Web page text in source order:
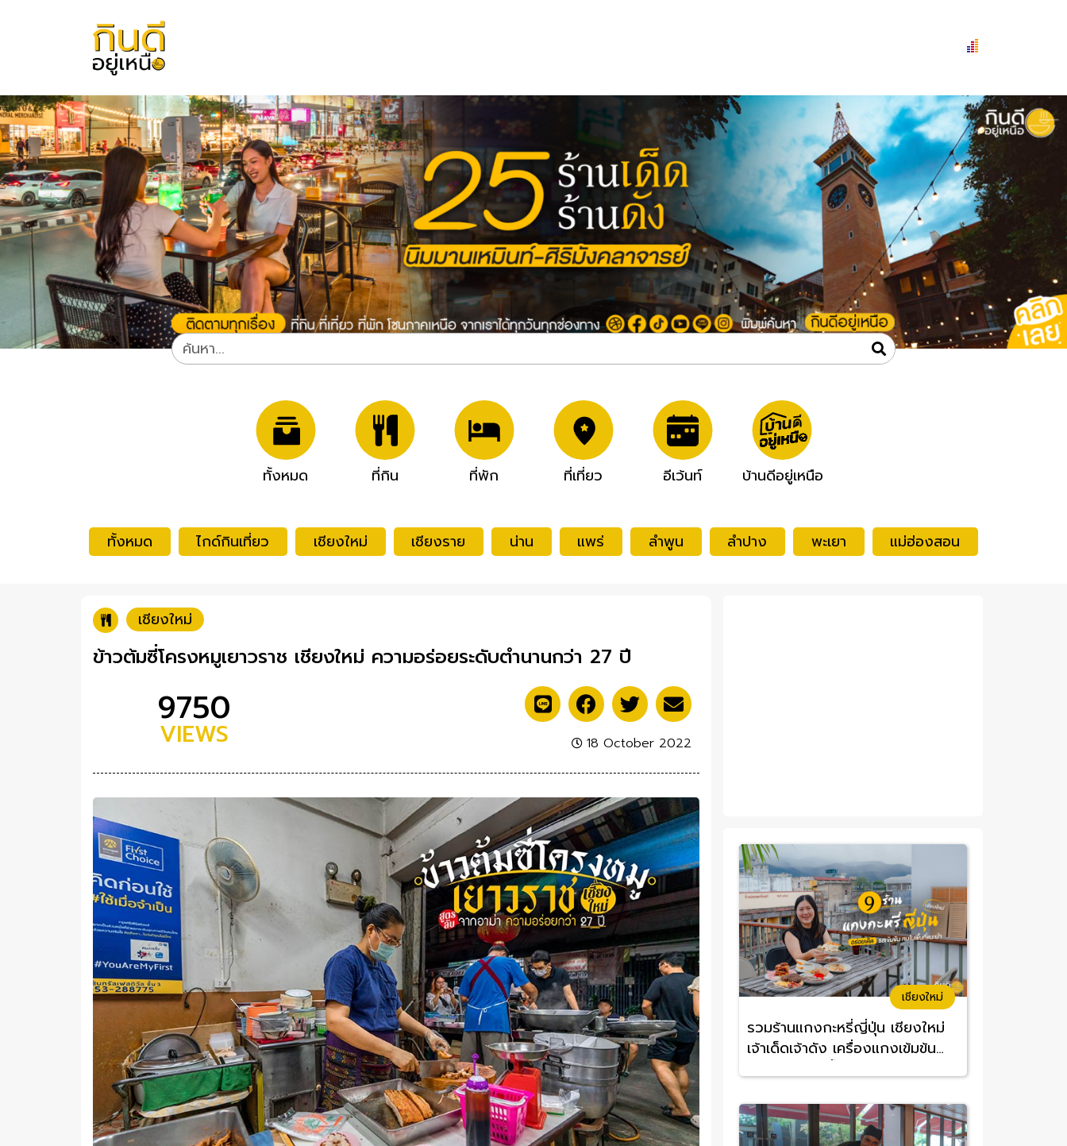
ทั้งหมด ที่กิน ที่พัก ที่เที่ยว อีเว้นท์ บ้านดีอยู่เหนือ
ทั้งหมด ไกด์กินเที่ยว เชียงใหม่ เชียงราย น่าน แพร่ ลำพูน ลำปาง พะเยา แม่ฮ่องสอน
เชียงใหม่
ข้าวต้มซี่โครงหมูเยาวราช เชียงใหม่ ความอร่อยระดับตำนานกว่า 27 ปี
9750
VIEWS 18 October 2022
เชียงใหม่
รวมร้านแกงกะหรี่ญี่ปุ่น เชียงใหม่
เจ้าเด็ดเจ้าดัง เครื่องแกงเข้มข้น